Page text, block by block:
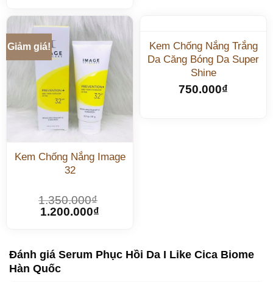
Giảm giá!
Kem Chống Nắng Image
32
1.350.000₫
1.200.000₫
Kem Chống Nắng Trắng
Da Căng Bóng Da Super
Shine
750.000₫
Đánh giá Serum Phục Hồi Da I Like Cica Biome
Hàn Quốc